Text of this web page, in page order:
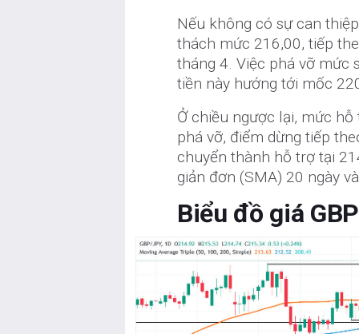
Nếu không có sự can
thách mức 216,00, tiếp
tháng 4. Việc phá vỡ mức
tiền này hướng tới mốc
Ở chiều ngược lại, mức
phá vỡ, điểm dừng tiếp
chuyển thành hỗ trợ tại
giản đơn (SMA) 20 ngày
Biểu đồ giá